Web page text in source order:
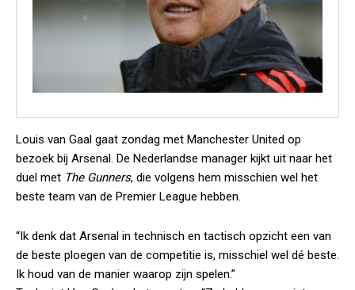
Louis van Gaal gaat zondag met Manchester United op
bezoek bij Arsenal. De Nederlandse manager kijkt uit naar het
duel met The Gunners, die volgens hem misschien wel het
beste team van de Premier League hebben.
“Ik denk dat Arsenal in technisch en tactisch opzicht een van
de beste ploegen van de competitie is, misschiel wel dé beste.
Ik houd van de manier waarop zijn spelen.”